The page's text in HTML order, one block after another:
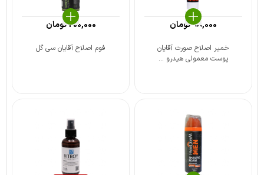
خمیر اصلاح صورت آقایان
پوست معمولی هیدرو ...
98,000تومان
فوم اصلاح آقایان سی گل
200,000تومان